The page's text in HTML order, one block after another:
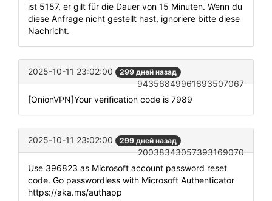
ist 5157, er gilt für die Dauer von 15 Minuten. Wenn du
diese Anfrage nicht gestellt hast, ignoriere bitte diese
Nachricht.
2025-10-11 23:02:00 299 дней назад
94356849961693507067
[OnionVPN]Your verification code is 7989
2025-10-11 23:02:00 299 дней назад
20038343057393169070
Use 396823 as Microsoft account password reset
code. Go passwordless with Microsoft Authenticator
https://aka.ms/authapp